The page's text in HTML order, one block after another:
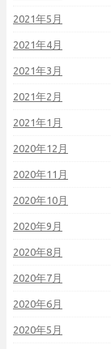
2021年5月
2021年4月
2021年3月
2021年2月
2021年1月
2020年12月
2020年11月
2020年10月
2020年9月
2020年8月
2020年7月
2020年6月
2020年5月